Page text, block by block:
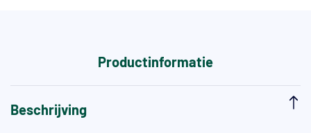
Productinformatie
Beschrijving